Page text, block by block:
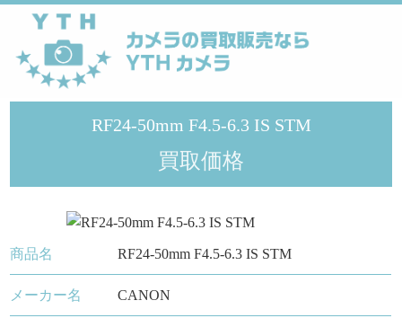
YTHカメラ >
RF24-50mm F4.5-6.3 IS STM
買取価格
商品名 RF24-50mm F4.5-6.3 IS STM
メーカー名 CANON